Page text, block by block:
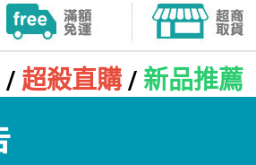
/ 超殺直購 / 新品推薦